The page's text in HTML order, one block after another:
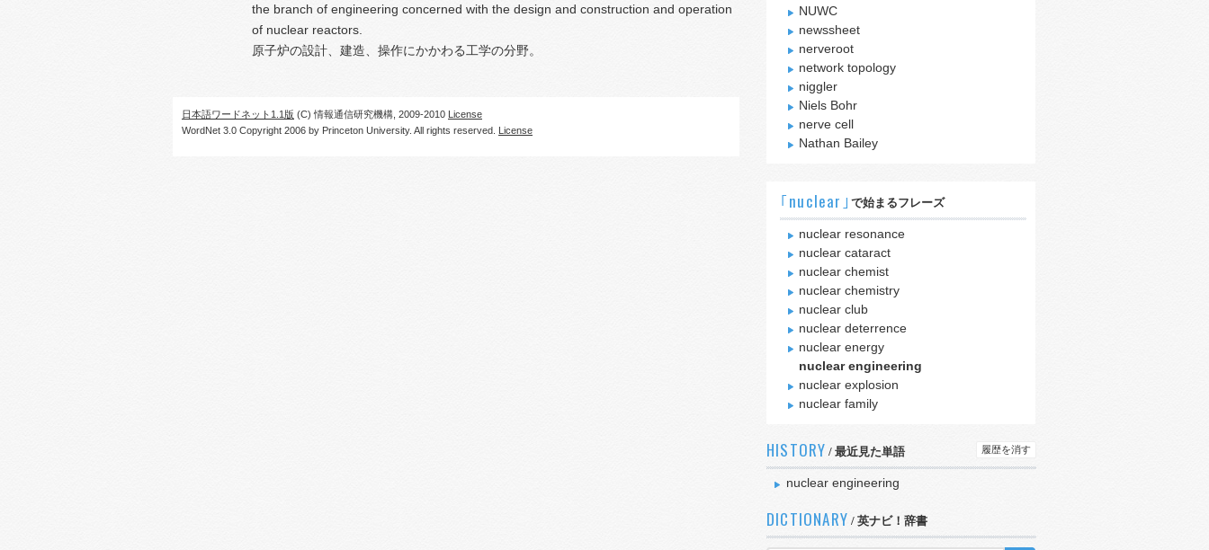
the branch of engineering concerned with the design and construction and operation
of nuclear reactors.
原子炉の設計、建造、操作にかかわる工学の分野。
日本語ワードネット1.1版 (C) 情報通信研究機構, 2009-2010 License
WordNet 3.0 Copyright 2006 by Princeton University. All rights reserved. License
NUWC
newssheet
nerveroot
network topology
niggler
Niels Bohr
nerve cell
Nathan Bailey
｢nuclear｣ で始まるフレーズ
nuclear resonance
nuclear cataract
nuclear chemist
nuclear chemistry
nuclear club
nuclear deterrence
nuclear energy
nuclear engineering
nuclear explosion
nuclear family
HISTORY / 最近見た単語 履歴を消す
nuclear engineering
DICTIONARY / 英ナビ！辞書